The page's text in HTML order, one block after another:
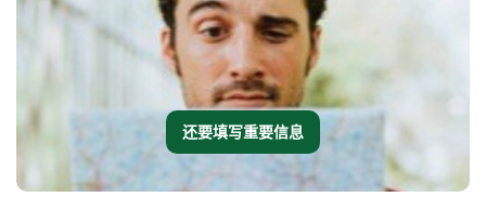
还要填写重要信息